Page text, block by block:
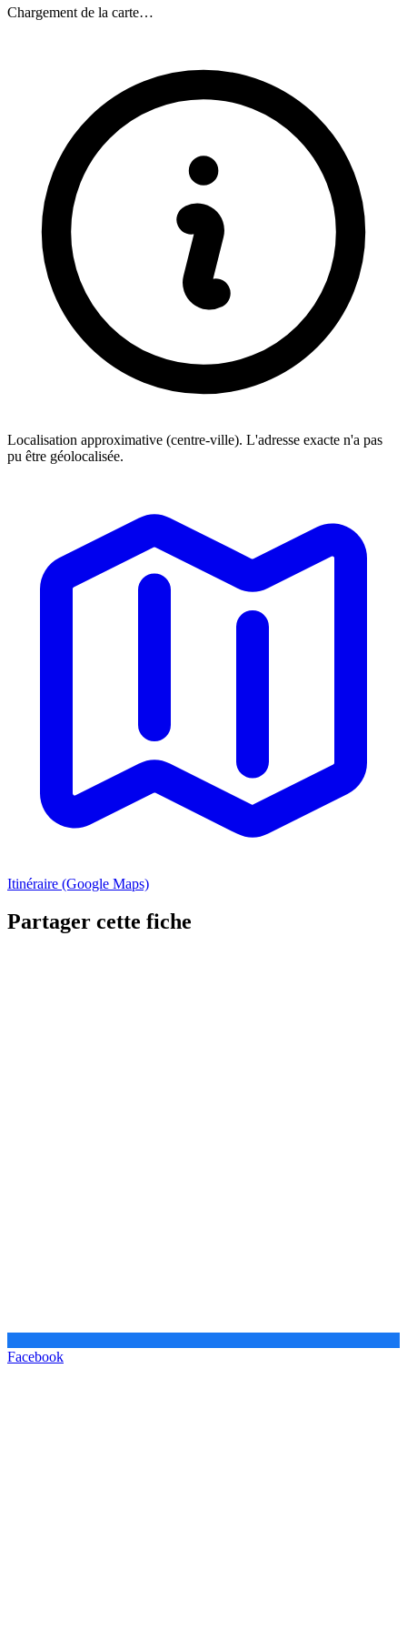
Chargement de la carte…
Localisation approximative (centre-ville). L'adresse exacte n'a pas
pu être géolocalisée.
Itinéraire (Google Maps)
Partager cette fiche
Facebook